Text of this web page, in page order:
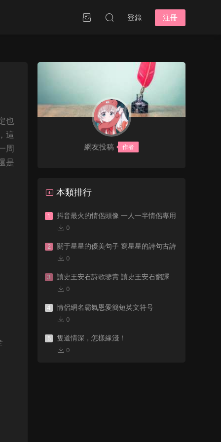
登錄 注冊
也
這
周
是
網友投稿 作者
本類排行
1 抖音最火的情侶頭像 一人一半情侶專用
0
2 關于星星的優美句子 寫星星的詩句古詩
0
3 讀史王安石詩歌鑒賞 讀史王安石翻譯
0
4 情侶網名霸氣恩愛簡短英文符号
0
5 隻道情深，怎樣緣淺！
0